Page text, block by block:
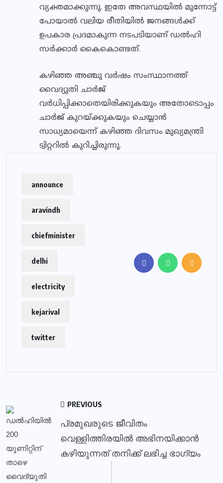
വ്യക്തമാക്കുന്നു. ഇതേ അവസ്ഥയിൽ മുന്നോട്ട്
പോയാൽ വലിയ രീതിയിൽ ജനങ്ങൾക്ക്
ഉപകാര പ്രദമാകുന്ന നടപടിയാണ് ഡൽഹി
സർക്കാർ കൈകൊണ്ടത്.
കഴിഞ്ഞ അഞ്ചു വർഷം സംസ്ഥാനത്ത്
വൈദ്യുതി ചാർജ്
വർധിപ്പിക്കാതെയിരിക്കുകയും അതോടൊപ്പം
ചാർജ് കുറയ്ക്കുകയും ചെയ്യാൻ
സാധ്യമായെന്ന് കഴിഞ്ഞ ദിവസം മുഖ്യമന്ത്രി
ട്വിറ്ററിൽ കുറിച്ചിരുന്നു.
announce
aravindh
chiefminister
delhi
electricity
kejarival
twitter
PREVIOUS
പ്രമുഖരുടെ ജീവിതം
വെള്ളിത്തിരയിൽ അഭിനയിക്കാൻ
കഴിയുന്നത് തനിക്ക് ലഭിച്ച ഭാഗ്യം